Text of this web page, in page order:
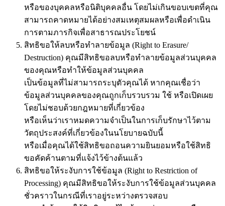
หรือของบุคคลหรือนิติบุคคลอื่น โดยไม่เกินขอบเขตที่คุณ
สามารถคาดหมายได้อย่างสมเหตุสมผลหรือเพื่อดำเนิน
การตามภารกิจเพื่อสาธารณประโยชน์
สิทธิขอให้ลบหรือทำลายข้อมูล (Right to Erasure/
Destruction) คุณมีสิทธิขอลบหรือทำลายข้อมูลส่วนบุคคล
ของคุณหรือทำให้ข้อมูลส่วนบุคคล
เป็นข้อมูลที่ไม่สามารถระบุตัวคุณได้ หากคุณเชื่อว่า
ข้อมูลส่วนบุคคลของคุณถูกเก็บรวบรวม ใช้ หรือเปิดเผย
โดยไม่ชอบด้วยกฎหมายที่เกี่ยวข้อง
หรือเห็นว่าเราหมดความจำเป็นในการเก็บรักษาไว้ตาม
วัตถุประสงค์ที่เกี่ยวข้องในนโยบายฉบับนี้
หรือเมื่อคุณได้ใช้สิทธิขอถอนความยินยอมหรือใช้สิทธิ
ขอคัดค้านตามที่แจ้งไว้ข้างต้นแล้ว
สิทธิขอให้ระงับการใช้ข้อมูล (Right to Restriction of
Processing) คุณมีสิทธิขอให้ระงับการใช้ข้อมูลส่วนบุคคล
ชั่วคราวในกรณีที่เราอยู่ระหว่างตรวจสอบ